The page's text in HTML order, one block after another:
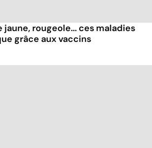
rougeole... ces maladies
grâce aux vaccins